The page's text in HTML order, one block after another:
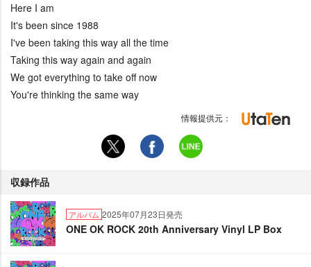
Here I am
It's been since 1988
I've been taking this way all the time
Taking this way again and again
We got everything to take off now
You're thinking the same way
情報提供元：
収録作品
アルバム 2025年07月23日発売
ONE OK ROCK 20th Anniversary Vinyl LP Box